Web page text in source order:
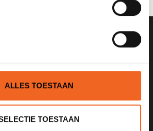
ALLES TOESTAAN
TOESTAAN
ARJAN BLOEM